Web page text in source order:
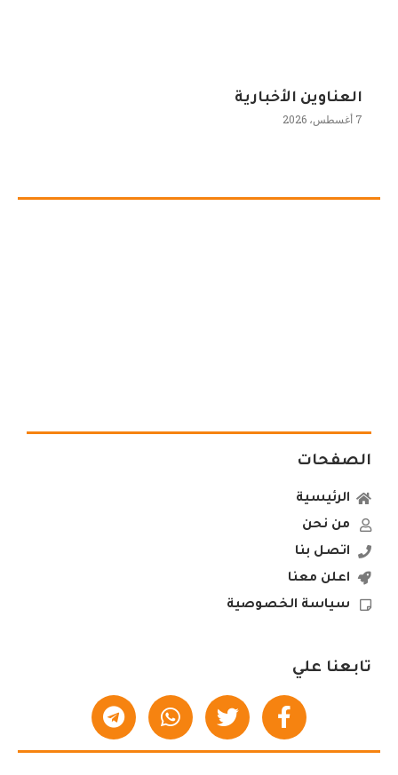
العناوين الأخبارية
7 أغسطس، 2026
الصفحات
الرئيسية
من نحن
اتصل بنا
اعلن معنا
سياسة الخصوصية
تابعنا علي